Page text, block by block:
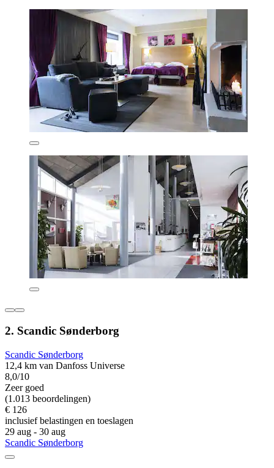
2. Scandic Sønderborg
Scandic Sønderborg
12,4 km van Danfoss Universe
8,0/10
Zeer goed
(1.013 beoordelingen)
€ 126
inclusief belastingen en toeslagen
29 aug - 30 aug
Scandic Sønderborg